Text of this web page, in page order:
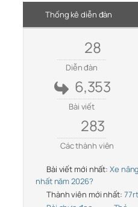
Thống kê diễn đàn
28
Diễn đàn
6,353
Bài viết
283
Các thành viên
Bài viết mới nhất: Xe
nhất năm 2026?
Thành viên mới nhất: